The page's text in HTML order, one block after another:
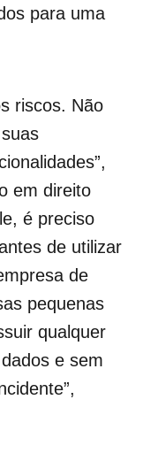
para uma
riscos. Não
em direito
é preciso
de utilizar
de
pequenas
qualquer
e sem